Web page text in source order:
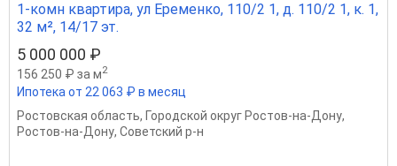
1-комн квартира, ул Еременко, 110/2 1, д. 110/2 1, к. 1,
32 м², 14/17 эт.
5 000 000 ₽
156 250 ₽ за м2
Ипотека от 22 063 ₽ в месяц
Ростовская область, Городской округ Ростов-на-Дону,
Ростов-на-Дону, Советский р-н